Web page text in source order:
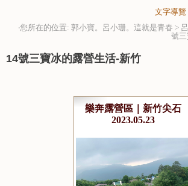
文字導覽│
‧您所在的位置: 郭小寶。呂小珊。這就是青春 >
號
14號三寶冰的露營生活-新竹
樂奔露營區｜新竹尖石
2023.05.23